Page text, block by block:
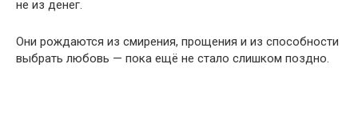
не из денег.
Они рождаются из смирения, прощения и из способности
выбрать любовь — пока ещё не стало слишком поздно.